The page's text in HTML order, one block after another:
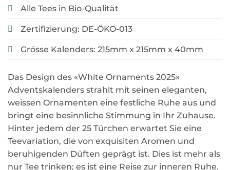
Alle Tees in Bio-Qualität
Zertifizierung: DE-ÖKO-013
Grösse Kalenders: 215mm x 215mm x 40mm
Das Design des «White Ornaments 2025»
Adventskalenders strahlt mit seinen eleganten,
weissen Ornamenten eine festliche Ruhe aus und
bringt eine besinnliche Stimmung in Ihr Zuhause.
Hinter jedem der 25 Türchen erwartet Sie eine
Teevariation, die von exquisiten Aromen und
beruhigenden Düften geprägt ist. Dies ist mehr als
nur Tee trinken; es ist eine Reise zur inneren Ruhe.